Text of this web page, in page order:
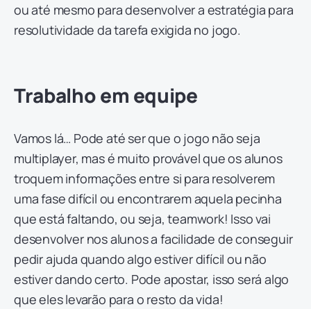
ou até mesmo para desenvolver a estratégia para
resolutividade da tarefa exigida no jogo.
Trabalho em equipe
Vamos lá… Pode até ser que o jogo não seja
multiplayer, mas é muito provável que os alunos
troquem informações entre si para resolverem
uma fase difícil ou encontrarem aquela pecinha
que está faltando, ou seja, teamwork! Isso vai
desenvolver nos alunos a facilidade de conseguir
pedir ajuda quando algo estiver difícil ou não
estiver dando certo. Pode apostar, isso será algo
que eles levarão para o resto da vida!